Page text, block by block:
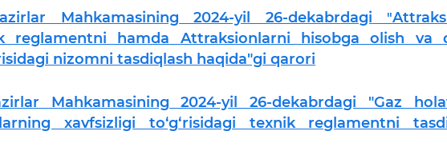
Mahkamasining 2024-yil 26-dekabrdagi "
reglamentni hamda Attraksionlarni hisobga olish va
nizomni tasdiqlash haqida"gi qarori
Mahkamasining 2024-yil 26-dekabrdagi "Gaz
xavfsizligi to‘g‘risidagi texnik reglamentni